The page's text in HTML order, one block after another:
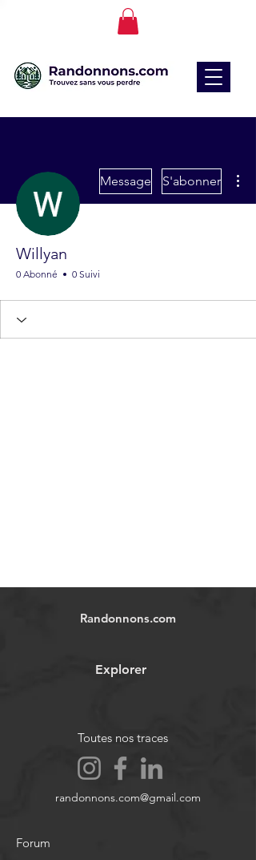
Message S'abonner
Willyan
0 Abonné 0 Suivi
Randonnons.com
Explorer
Toutes nos traces
randonnons.com@gmail.com
Forum